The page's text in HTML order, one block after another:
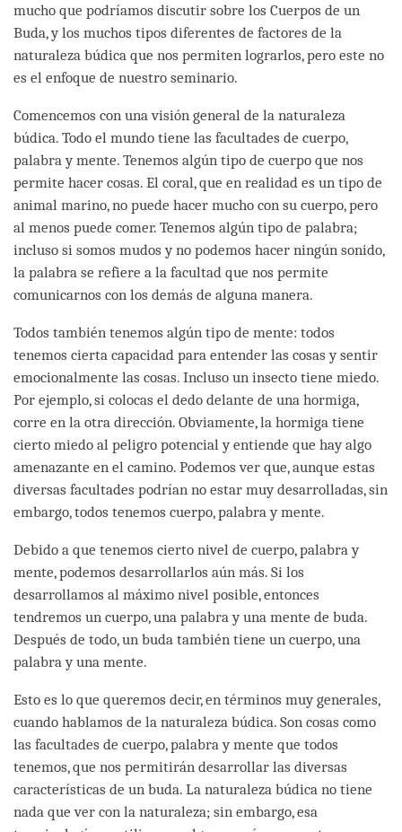
mucho que podríamos discutir sobre los Cuerpos de un
Buda, y los muchos tipos diferentes de factores de la
naturaleza búdica que nos permiten lograrlos, pero este no
es el enfoque de nuestro seminario.
Comencemos con una visión general de la naturaleza
búdica. Todo el mundo tiene las facultades de cuerpo,
palabra y mente. Tenemos algún tipo de cuerpo que nos
permite hacer cosas. El coral, que en realidad es un tipo de
animal marino, no puede hacer mucho con su cuerpo, pero
al menos puede comer. Tenemos algún tipo de palabra;
incluso si somos mudos y no podemos hacer ningún sonido,
la palabra se refiere a la facultad que nos permite
comunicarnos con los demás de alguna manera.
Todos también tenemos algún tipo de mente: todos
tenemos cierta capacidad para entender las cosas y sentir
emocionalmente las cosas. Incluso un insecto tiene miedo.
Por ejemplo, si colocas el dedo delante de una hormiga,
corre en la otra dirección. Obviamente, la hormiga tiene
cierto miedo al peligro potencial y entiende que hay algo
amenazante en el camino. Podemos ver que, aunque estas
diversas facultades podrían no estar muy desarrolladas, sin
embargo, todos tenemos cuerpo, palabra y mente.
Debido a que tenemos cierto nivel de cuerpo, palabra y
mente, podemos desarrollarlos aún más. Si los
desarrollamos al máximo nivel posible, entonces
tendremos un cuerpo, una palabra y una mente de buda.
Después de todo, un buda también tiene un cuerpo, una
palabra y una mente.
Esto es lo que queremos decir, en términos muy generales,
cuando hablamos de la naturaleza búdica. Son cosas como
las facultades de cuerpo, palabra y mente que todos
tenemos, que nos permitirán desarrollar las diversas
características de un buda. La naturaleza búdica no tiene
nada que ver con la naturaleza; sin embargo, esa